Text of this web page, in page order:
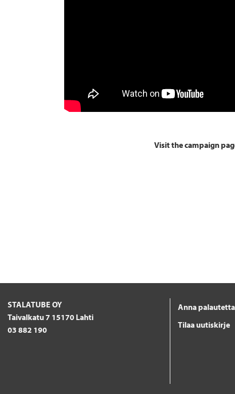
Visit the campaign
STALATUBE OY
Taivalkatu 7 15170 Lahti
03 882 190
Anna palautetta
Tilaa uutiskirje